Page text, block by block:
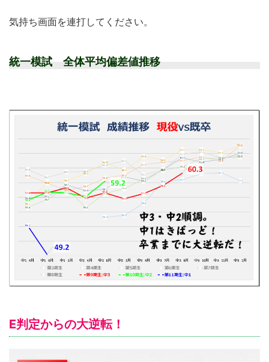
気持ち画面を連打してください。
統一模試 全体平均偏差値推移
E判定からの大逆転！